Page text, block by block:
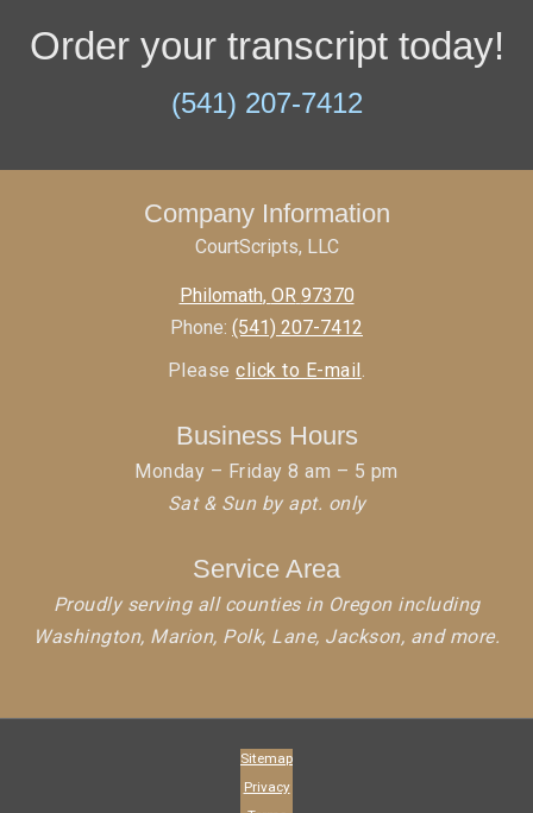
Order your transcript today!
(541) 207-7412
Company Information
CourtScripts, LLC
Philomath, OR 97370
Phone: (541) 207-7412
Pleaseclick to E-mail .
Business Hours
Monday – Friday 8 am – 5 pm
Sat & Sun by apt. only
Service Area
Proudly serving all counties in Oregon including
Washington, Marion, Polk, Lane, Jackson, and more.
Sitemap
Privacy